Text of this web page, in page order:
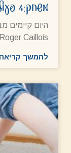
משחק:4 פעולות פסיכולוגיות
היום קיימים
Roger Caillois חילק אותם לארבע קטגוריות. כל
להמשך